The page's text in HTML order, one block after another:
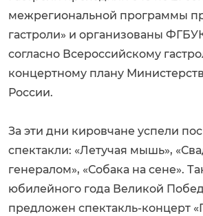
межрегиональной программы
гастроли» и организованы
согласно Всероссийскому
концертному плану
России.
За эти дни кировчане успели
спектакли: «Летучая мышь»,
генералом», «Собака на сене».
юбилейного года Великой
предложен спектакль-концерт